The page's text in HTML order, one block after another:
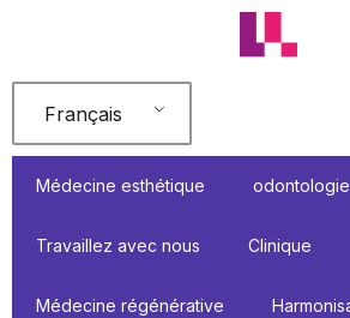
contenu
Français
Médecine esthétique odontologie
Travaillez avec nous Clinique
Médecine régénérative